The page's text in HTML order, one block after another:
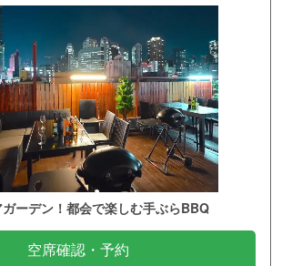
ーデン！都会で楽しむ手ぶらBBQ
空席確認・予約